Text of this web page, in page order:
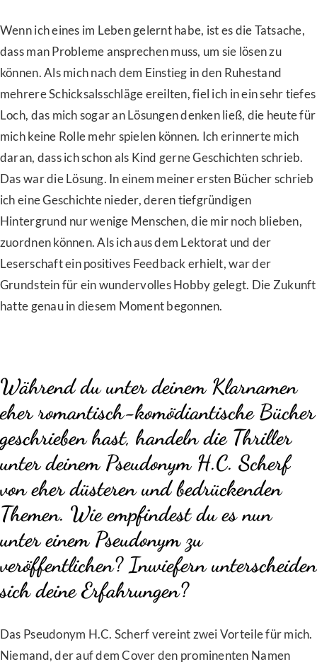
Wenn ich eines im Leben gelernt habe, ist es die Tatsache,
dass man Probleme ansprechen muss, um sie lösen zu
können. Als mich nach dem Einstieg in den Ruhestand
mehrere Schicksalsschläge ereilten, fiel ich in ein sehr tiefes
Loch, das mich sogar an Lösungen denken ließ, die heute für
mich keine Rolle mehr spielen können. Ich erinnerte mich
daran, dass ich schon als Kind gerne Geschichten schrieb.
Das war die Lösung. In einem meiner ersten Bücher schrieb
ich eine Geschichte nieder, deren tiefgründigen
Hintergrund nur wenige Menschen, die mir noch blieben,
zuordnen können. Als ich aus dem Lektorat und der
Leserschaft ein positives Feedback erhielt, war der
Grundstein für ein wundervolles Hobby gelegt. Die Zukunft
hatte genau in diesem Moment begonnen.
Während du unter deinem Klarnamen
eher romantisch-komödiantische Bücher
geschrieben hast, handeln die Thriller
unter deinem Pseudonym H.C. Scherf
von eher düsteren und bedrückenden
Themen. Wie empfindest du es nun
unter einem Pseudonym zu
veröffentlichen? Inwiefern unterscheiden
sich deine Erfahrungen?
Das Pseudonym H.C. Scherf vereint zwei Vorteile für mich.
Niemand, der auf dem Cover den prominenten Namen